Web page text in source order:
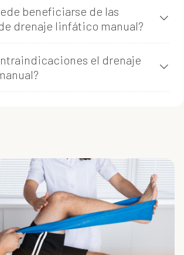
beneficiarse de las
drenaje linfático manual?
el drenaje